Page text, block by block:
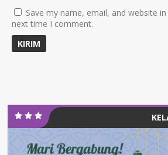
Save my name, email, and website
next time I comment.